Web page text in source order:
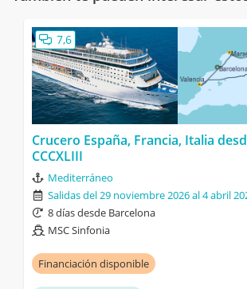
7,6
Crucero España, Francia, Italia
CCCXLIII
Mediterráneo
Salidas del 29 noviembre 2026 al 4 abril
8 días desde Barcelona
MSC Sinfonia
Financiación disponible